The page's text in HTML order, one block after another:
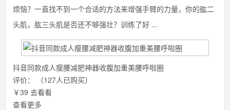
烦恼？一直找不到一个合适的方法来增强手臂的力量，你的肱二
头肌，肱三头肌是否还不够强壮？训练了好 ...
抖音同款成人瘦腰减肥神器收腹加重美腰呼啦圈
评价：
（127人已购买）
￥39 去看看
查看更多